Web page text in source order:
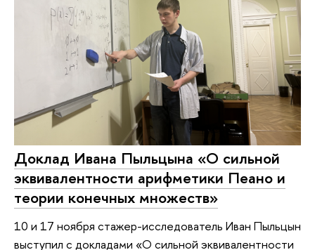
Доклад Ивана Пыльцына «‎О сильной
эквивалентности арифметики Пеано и
теории конечных множеств»
10 и 17 ноября стажер-исследователь Иван Пыльцын
выступил с докладами «‎О сильной эквивалентности